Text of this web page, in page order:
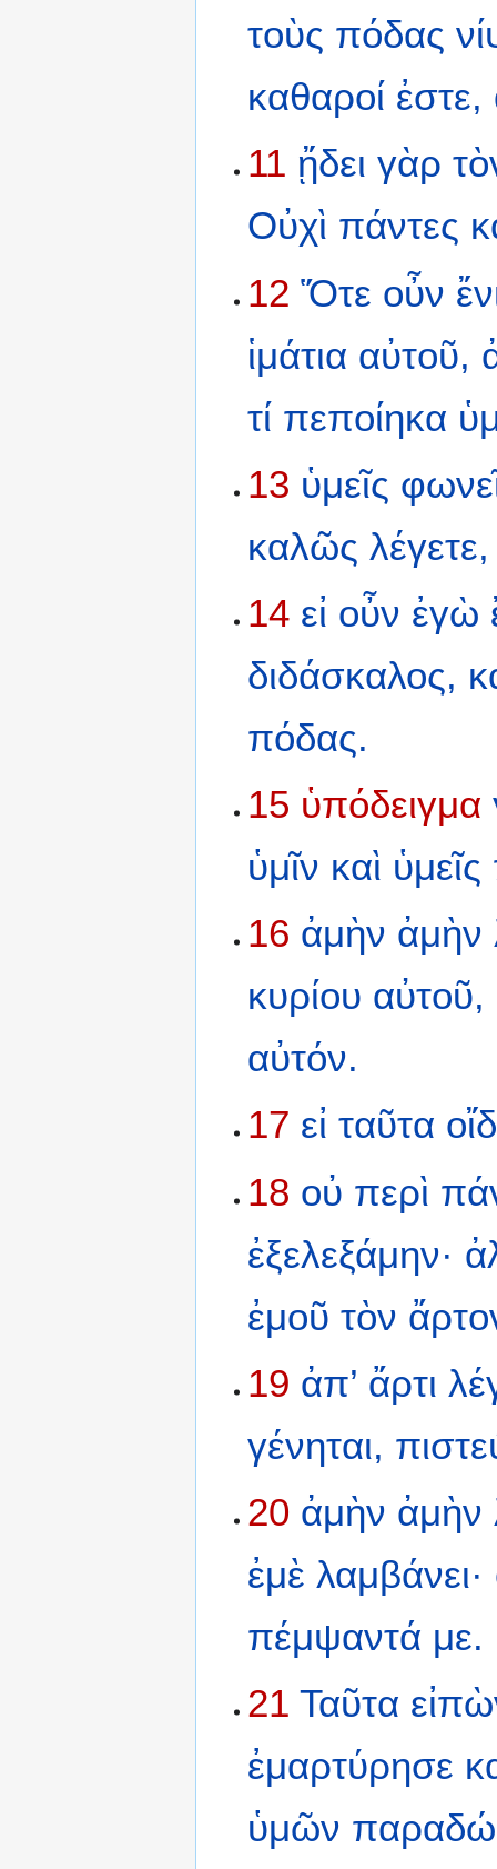
τοὺς πόδας
καθαροί ἐστε,
11 ᾔδει γὰρ
Οὐχὶ πάντες
12 Ὅτε οὖν
ἱμάτια αὐτοῦ,
τί πεποίηκα
13 ὑμεῖς
καλῶς λέγετε,
14 εἰ οὖν ἐγὼ
διδάσκαλος,
πόδας.
15 ὑπόδειγμα
ὑμῖν καὶ ὑμεῖς
16 ἀμὴν ἀμὴν
κυρίου αὐτοῦ,
αὐτόν.
17 εἰ ταῦτα
18 οὐ περὶ
ἐξελεξάμην·
ἐμοῦ τὸν
19 ἀπ’ ἄρτι
γένηται,
20 ἀμὴν ἀμὴν
ἐμὲ λαμβάνει·
πέμψαντά με.
21 Ταῦτα
ἐμαρτύρησε
ὑμῶν